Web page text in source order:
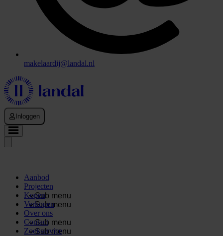
makelaardij@landal.nl
Inloggen
Aanbod
Projecten
Sub menu
Kopen
Sub menu
Verkopen
Over ons
Sub menu
Contact
Sub menu
Zoekservice